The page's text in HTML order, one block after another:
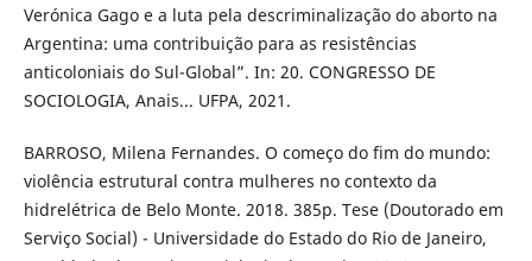
Verónica Gago e a luta pela descriminalização do aborto na
Argentina: uma contribuição para as resistências
anticoloniais do Sul-Global”. In: 20. CONGRESSO DE
SOCIOLOGIA, Anais... UFPA, 2021.
BARROSO, Milena Fernandes. O começo do fim do mundo:
violência estrutural contra mulheres no contexto da
hidrelétrica de Belo Monte. 2018. 385p. Tese (Doutorado em
Serviço Social) - Universidade do Estado do Rio de Janeiro,